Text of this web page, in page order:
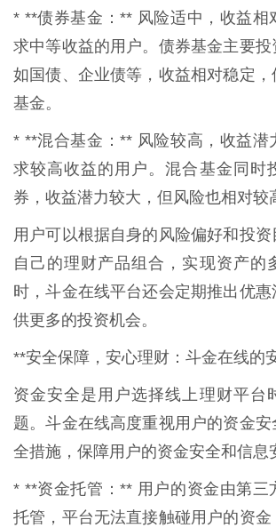
* **债券基金：** 风险适中，收益相
求中等收益的用户。债券基金主要投
如国债、企业债等，收益相对稳定，
基金。
* **混合基金：** 风险较高，收益潜
求较高收益的用户。混合基金同时
券，收益潜力较大，但风险也相对较
用户可以根据自身的风险偏好和投
自己的理财产品组合，实现资产的
时，斗金在线平台还会定期推出优
供更多的投资机会。
**安全保障，安心理财：斗金在线的
资金安全是用户选择线上理财平台
题。斗金在线高度重视用户的资金
全措施，保障用户的资金安全和信息
* **资金托管：** 用户的资金由第三
托管，平台无法直接触碰用户的资